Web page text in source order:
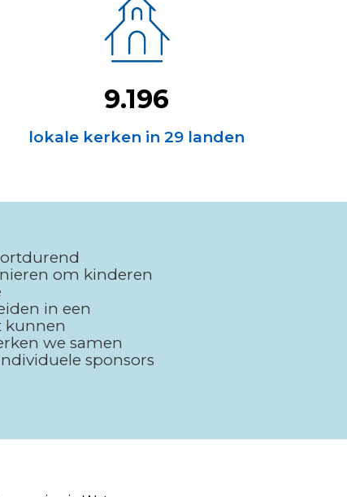
9.196
lokale kerken in 29 landen
om kinderen
in een
kunnen
we samen
sponsors